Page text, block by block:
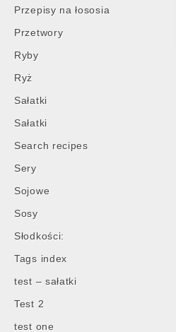
Przepisy na łososia
Przetwory
Ryby
Ryż
Sałatki
Sałatki
Search recipes
Sery
Sojowe
Sosy
Słodkości:
Tags index
test – sałatki
Test 2
test one